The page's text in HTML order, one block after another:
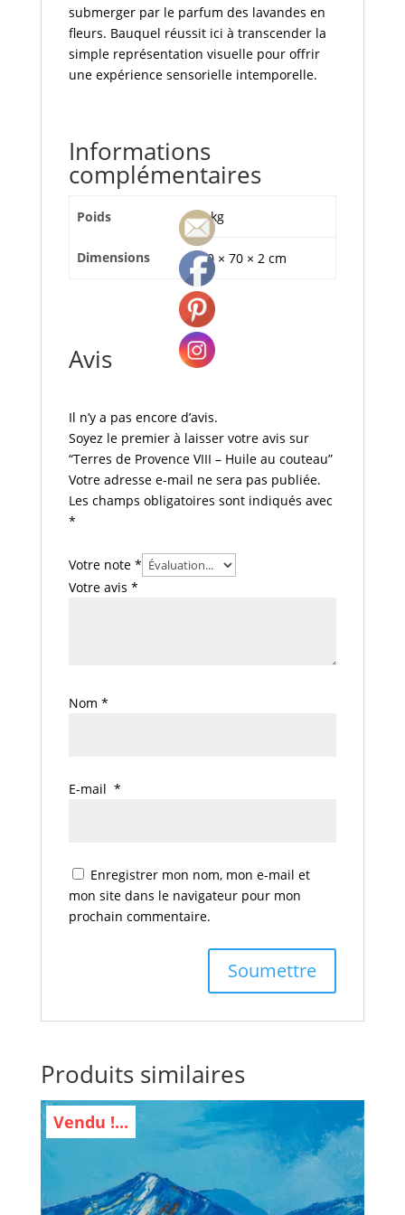
submerger par le parfum des lavandes en
fleurs. Bauquel réussit ici à transcender la
simple représentation visuelle pour offrir
une expérience sensorielle intemporelle.
Informations
complémentaires
Poids 3 kg
Dimensions 70 × 70 × 2 cm
Avis
Il n’y a pas encore d’avis.
Soyez le premier à laisser votre avis sur
“Terres de Provence VIII – Huile au couteau”
Votre adresse e-mail ne sera pas publiée.
Les champs obligatoires sont indiqués avec
*
Votre note *
Votre avis *
Nom *
E-mail *
Enregistrer mon nom, mon e-mail et
mon site dans le navigateur pour mon
prochain commentaire.
Produits similaires
Vendu !...